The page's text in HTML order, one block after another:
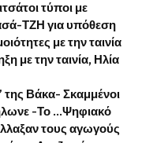
τύποι με
ΤΖΗ για υπόθεση
με την ταινία
με την ταινία, Ηλία
Βάκα- Σκαμμένοι
-Το …Ψηφιακό
τους αγωγούς